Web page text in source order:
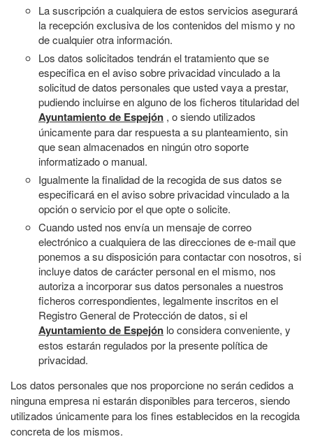
La suscripción a cualquiera de estos servicios asegurará
la recepción exclusiva de los contenidos del mismo y no
de cualquier otra información.
Los datos solicitados tendrán el tratamiento que se
especifica en el aviso sobre privacidad vinculado a la
solicitud de datos personales que usted vaya a prestar,
pudiendo incluirse en alguno de los ficheros titularidad del
Ayuntamiento de Espejón , o siendo utilizados
únicamente para dar respuesta a su planteamiento, sin
que sean almacenados en ningún otro soporte
informatizado o manual.
Igualmente la finalidad de la recogida de sus datos se
especificará en el aviso sobre privacidad vinculado a la
opción o servicio por el que opte o solicite.
Cuando usted nos envía un mensaje de correo
electrónico a cualquiera de las direcciones de e-mail que
ponemos a su disposición para contactar con nosotros, si
incluye datos de carácter personal en el mismo, nos
autoriza a incorporar sus datos personales a nuestros
ficheros correspondientes, legalmente inscritos en el
Registro General de Protección de datos, si el
Ayuntamiento de Espejón lo considera conveniente, y
estos estarán regulados por la presente política de
privacidad.
Los datos personales que nos proporcione no serán cedidos a
ninguna empresa ni estarán disponibles para terceros, siendo
utilizados únicamente para los fines establecidos en la recogida
concreta de los mismos.